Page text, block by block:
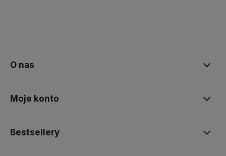
O nas
Moje konto
Bestsellery